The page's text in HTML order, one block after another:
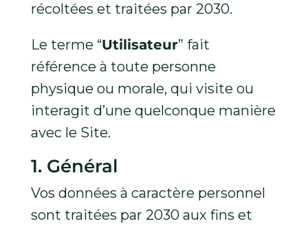
récoltées et traitées par 2030.
Le terme “Utilisateur” fait
référence à toute personne
physique ou morale, qui visite ou
interagit d’une quelconque manière
avec le Site.
1. Général
Vos données à caractère personnel
sont traitées par 2030 aux fins et